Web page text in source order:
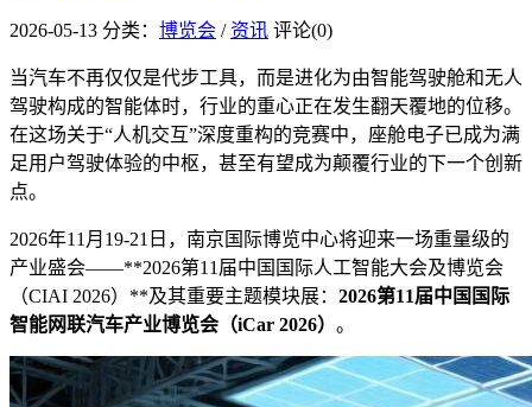
2026-05-13 分类： 博览会 / 资讯 评论(0)
当汽车不再仅仅是代步工具，而是进化为由智能驾驶舱和无人
驾驶构成的智能体时，行业的重心正在发生翻天覆地的位移。
在这场关于“人机交互”深度重构的竞赛中，座舱电子已成为满
足用户驾驶体验的中枢，甚至有望成为颠覆行业的下一个创新
点。
2026年11月19-21日，南京国际博览中心将迎来一场重量级的
产业盛会——**2026第11届中国国际人工智能大会及博览会
（CIAI 2026）**及其重要主题模块展： 2026第11届中国国际
智能网联汽车产业博览会（iCar 2026） 。